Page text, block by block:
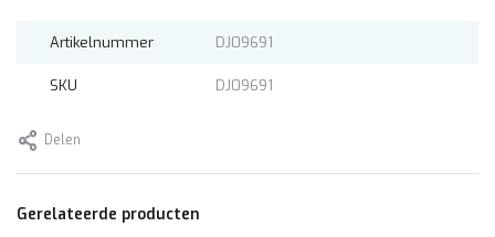
Artikelnummer DJ09691
SKU DJ09691
Delen
Gerelateerde producten